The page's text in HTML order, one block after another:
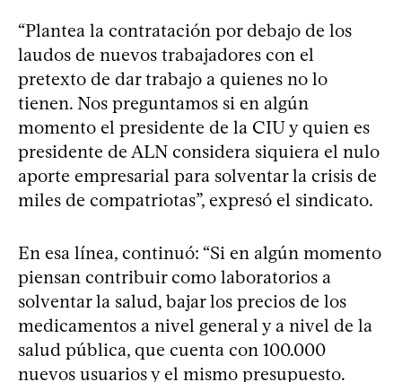
“Plantea la contratación por debajo de los
laudos de nuevos trabajadores con el
pretexto de dar trabajo a quienes no lo
tienen. Nos preguntamos si en algún
momento el presidente de la CIU y quien es
presidente de ALN considera siquiera el nulo
aporte empresarial para solventar la crisis de
miles de compatriotas”, expresó el sindicato.
En esa línea, continuó: “Si en algún momento
piensan contribuir como laboratorios a
solventar la salud, bajar los precios de los
medicamentos a nivel general y a nivel de la
salud pública, que cuenta con 100.000
nuevos usuarios y el mismo presupuesto.